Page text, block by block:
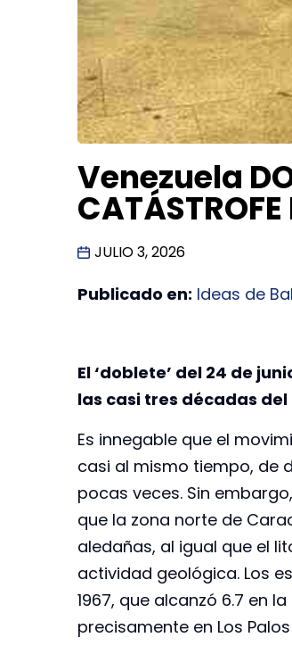
Venezuela
JULIO 3, 2026
Publicado en: Ideas de
El ‘doblete’ del 24 de
las casi tres décadas del
Es innegable que el
casi al mismo tiempo, de
pocas veces. Sin
que la zona norte de
aledañas, al igual que el
actividad geológica. Los
1967, que alcanzó 6.7 en
precisamente en Los